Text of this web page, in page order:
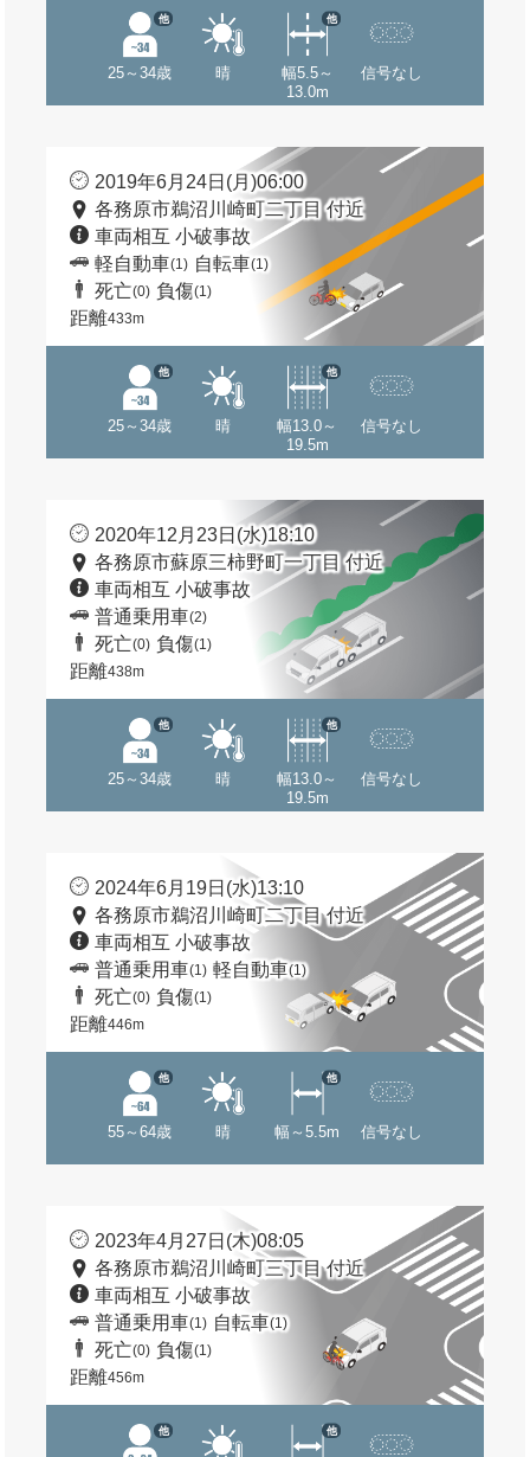
25～34歳
他
晴
幅5.5～
13.0m
他
信号なし
2019年6月24日(月)06:00
各務原市鵜沼川崎町二丁目 付近
車両相互 小破事故
軽自動車(1) 自転車(1)
死亡(0) 負傷(1)
距離433m
25～34歳
他
晴
幅13.0～
19.5m
他
信号なし
2020年12月23日(水)18:10
各務原市蘇原三柿野町一丁目 付近
車両相互 小破事故
普通乗用車(2)
死亡(0) 負傷(1)
距離438m
25～34歳
他
晴
幅13.0～
19.5m
他
信号なし
2024年6月19日(水)13:10
各務原市鵜沼川崎町二丁目 付近
車両相互 小破事故
普通乗用車(1) 軽自動車(1)
死亡(0) 負傷(1)
距離446m
55～64歳
他
晴 幅～5.5m
他
信号なし
2023年4月27日(木)08:05
各務原市鵜沼川崎町三丁目 付近
車両相互 小破事故
普通乗用車(1) 自転車(1)
死亡(0) 負傷(1)
距離456m
他 他